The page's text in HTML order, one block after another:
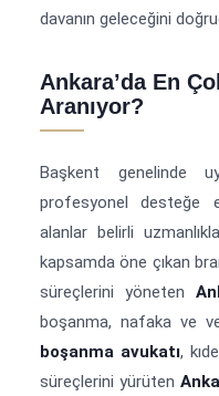
davanın geleceğini
Ankara’da En
Aranıyor?
Başkent genelinde
profesyonel desteğe
alanlar belirli
kapsamda öne çıkan
süreçlerini yöneten
boşanma, nafaka ve
boşanma avukatı,
süreçlerini yürüten